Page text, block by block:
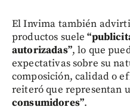
El Invima también
productos suele
autorizadas”, lo que
expectativas sobre su
composición, calidad o
reiteró que representan
consumidores”.